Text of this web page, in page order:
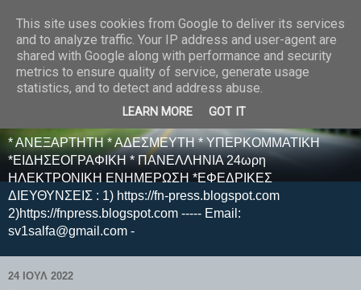
E F E N P R E S S -
ΗΛΕΚΤΡΟΝΙΚΗ
ΕΦΗΜΕΡΙΔΑ
* ΑΝΕΞΑΡΤΗΤΗ * ΑΔΕΣΜΕΥΤΗ * ΥΠΕΡΚΟΜΜΑΤΙΚΗ
*ΕΙΔΗΣΕΟΓΡΑΦΙΚΗ * ΠΑΝΕΛΛΗΝΙΑ 24ωρη
ΗΛΕΚΤΡΟΝΙΚΗ ΕΝΗΜΕΡΩΣΗ *ΕΦΕΔΡΙΚΕΣ
ΔΙΕΥΘΥΝΣΕΙΣ : 1) https://fn-press.blogspot.com
2)https://fnpress.blogspot.com ----- Email:
sv1salfa@gmail.com -
24 ΙΟΥΛ 2022
This site uses cookies from Google to deliver its services
and to analyze traffic. Your IP address and user-agent are
shared with Google along with performance and security
metrics to ensure quality of service, generate usage
statistics, and to detect and address abuse.
LEARN MORE GOT IT